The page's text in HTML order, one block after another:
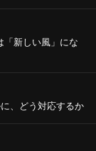
「新しい風」にな
、どう対応するか